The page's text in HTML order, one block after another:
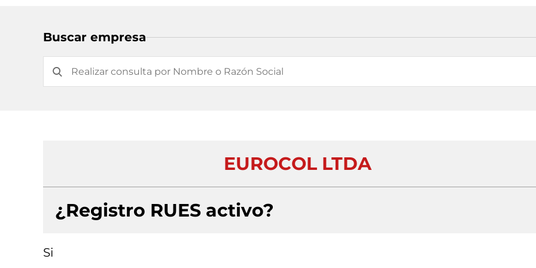
Buscar empresa
EUROCOL LTDA
¿Registro RUES activo?
Si